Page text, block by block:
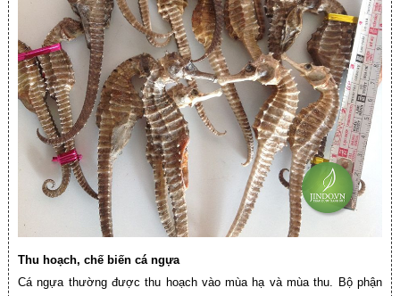
Thu hoạch, chế biến cá ngựa
Cá ngựa thường được thu hoạch vào mùa hạ và mùa thu. Bộ phận